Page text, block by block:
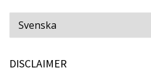
DISCLAIMER